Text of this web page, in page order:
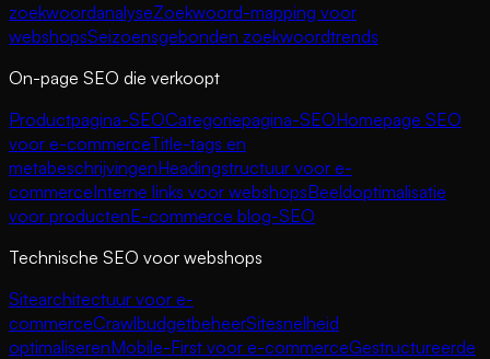
zoekwoordanalyseZoekwoord-mapping voor
webshopsSeizoensgebonden zoekwoordtrends
On-page SEO die verkoopt
Productpagina-SEOCategoriepagina-SEOHomepage SEO
voor e-commerceTitle-tags en
metabeschrijvingenHeadingstructuur voor e-
commerceInterne links voor webshopsBeeldoptimalisatie
voor productenE-commerce blog-SEO
Technische SEO voor webshops
Sitearchitectuur voor e-
commerceCrawlbudgetbeheerSitesnelheid
optimaliserenMobile-First voor e-commerceGestructureerde